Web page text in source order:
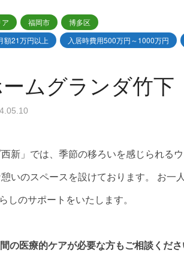
福岡市
博多区
額21万円以上 入居時費用500万円～1000万円
ムグランダ竹下
西新」では、季節の移ろいを感じられる
いのスペースを設けております。 お
しのサポートをいたします。
医療的ケアが必要な方もご相談くださ